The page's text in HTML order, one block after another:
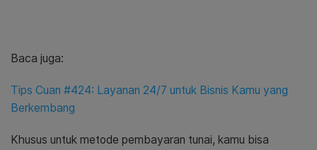
Baca juga:
Tips Cuan #424: Layanan 24/7 untuk Bisnis Kamu yang
Berkembang
Khusus untuk metode pembayaran tunai, kamu bisa